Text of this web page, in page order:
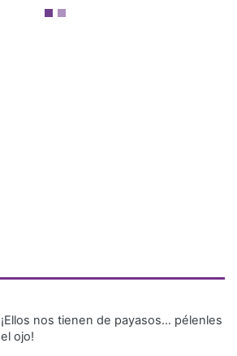
¡Ellos nos tienen de payasos… pélenles
el ojo!